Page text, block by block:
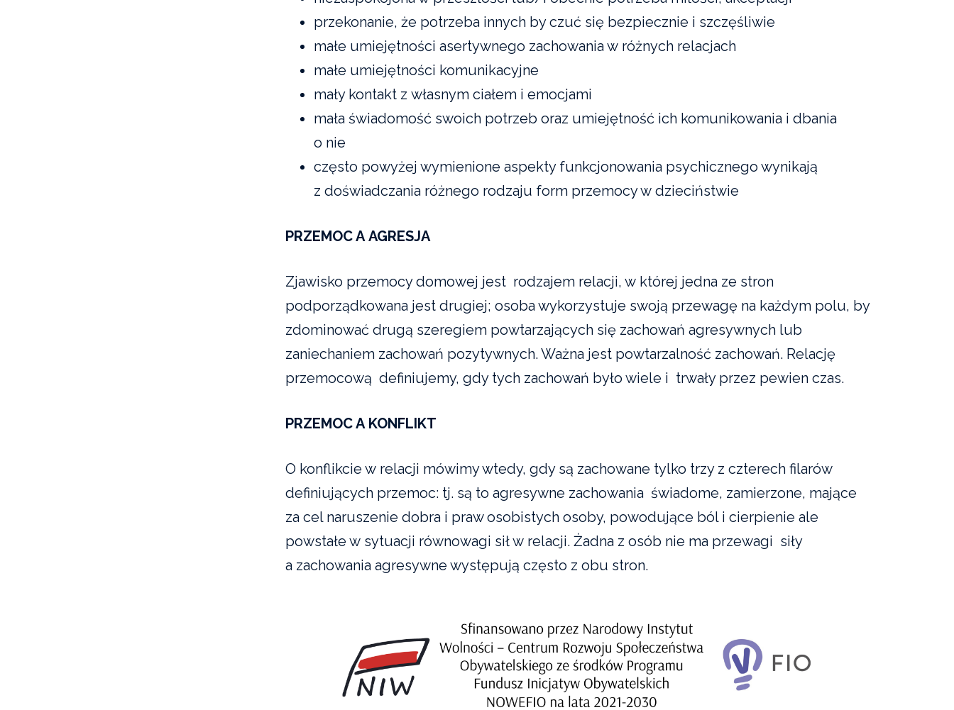
przekonanie, że potrzeba innych by czuć się bezpiecznie i szczęśliwie
małe umiejętności asertywnego zachowania w różnych relacjach
małe umiejętności komunikacyjne
mały kontakt z własnym ciałem i emocjami
mała świadomość swoich potrzeb oraz umiejętność ich komunikowania i dbania
o nie
często powyżej wymienione aspekty funkcjonowania psychicznego wynikają
z doświadczania różnego rodzaju form przemocy w dzieciństwie
PRZEMOC A AGRESJA
Zjawisko przemocy domowej jest rodzajem relacji, w której jedna ze stron
podporządkowana jest drugiej; osoba wykorzystuje swoją przewagę na każdym polu, by
zdominować drugą szeregiem powtarzających się zachowań agresywnych lub
zaniechaniem zachowań pozytywnych. Ważna jest powtarzalność zachowań. Relację
przemocową definiujemy, gdy tych zachowań było wiele i trwały przez pewien czas.
PRZEMOC A KONFLIKT
O konflikcie w relacji mówimy wtedy, gdy są zachowane tylko trzy z czterech filarów
definiujących przemoc: tj. są to agresywne zachowania świadome, zamierzone, mające
za cel naruszenie dobra i praw osobistych osoby, powodujące ból i cierpienie ale
powstałe w sytuacji równowagi sił w relacji. Żadna z osób nie ma przewagi siły
a zachowania agresywne występują często z obu stron.